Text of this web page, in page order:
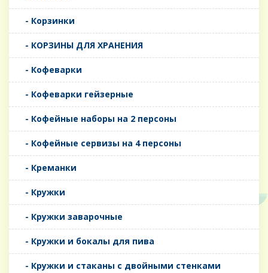
- Корзинки
- КОРЗИНЫ ДЛЯ ХРАНЕНИЯ
- Кофеварки
- Кофеварки гейзерные
- Кофейные наборы на 2 персоны
- Кофейные сервизы на 4 персоны
- Креманки
- Кружки
- Кружки заварочные
- Кружки и бокалы для пива
- Кружки и стаканы с двойными стенками